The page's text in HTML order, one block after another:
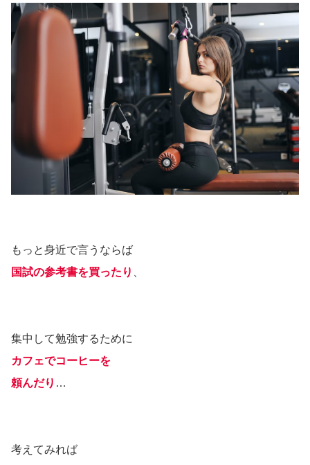
もっと身近で言うならば
国試の参考書を買ったり
集中して勉強するために
カフェでコーヒーを
頼んだり …
考えてみれば